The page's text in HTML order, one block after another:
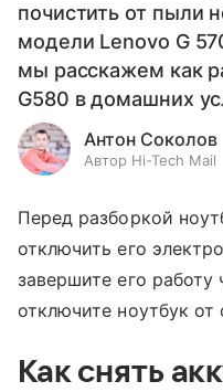
почистить от пыли
модели Lenovo G
мы расскажем как
G580 в домашних
Антон Соколов
Автор Hi-Tech Mail
Перед разборкой
отключить его
завершите его
отключите ноутбук от
Как снять